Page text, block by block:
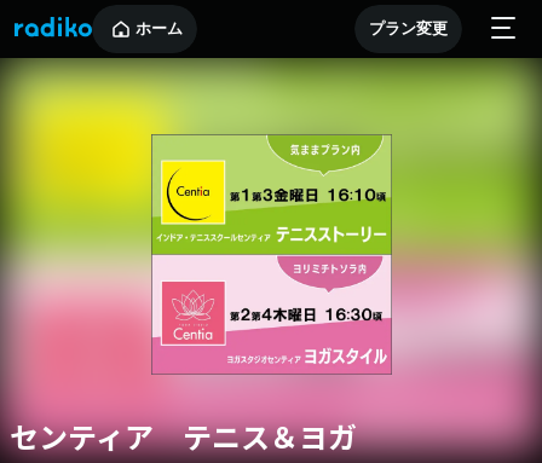
ホーム プラン変更
センティア テニス＆ヨガ